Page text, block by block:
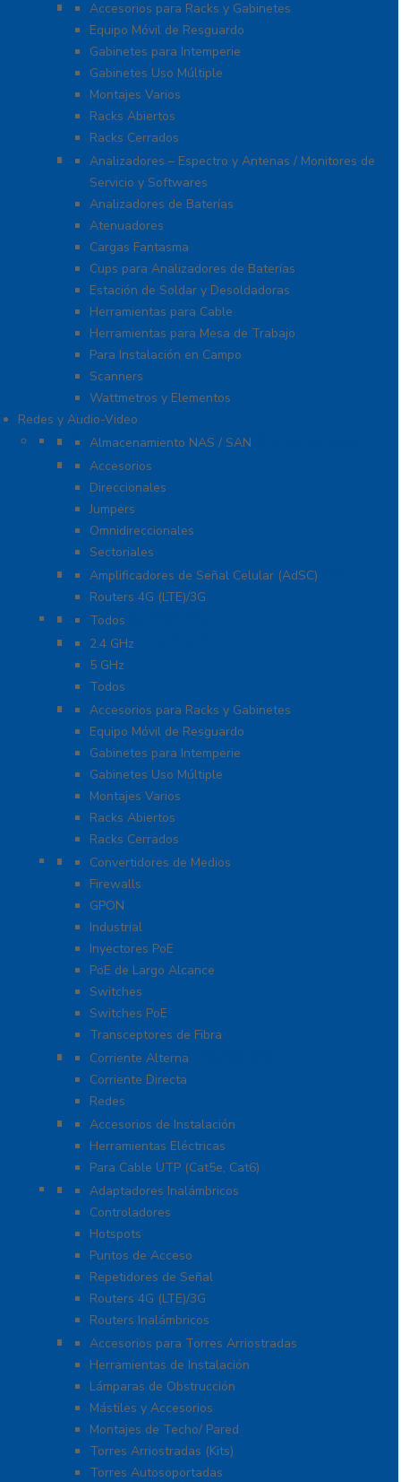
Racks y Gabinetes
Accesorios para Racks y Gabinetes
Equipo Móvil de Resguardo
Gabinetes para Intemperie
Gabinetes Uso Múltiple
Montajes Varios
Racks Abiertos
Racks Cerrados
Equipo de Laboratorio
Analizadores – Espectro y Antenas / Monitores de
Servicio y Softwares
Analizadores de Baterías
Atenuadores
Cargas Fantasma
Cups para Analizadores de Baterías
Estación de Soldar y Desoldadoras
Herramientas para Cable
Herramientas para Mesa de Trabajo
Para Instalación en Campo
Scanners
Wattmetros y Elementos
Redes y Audio-Video
Almacenamiento NAS / SAN y Servidores
Almacenamiento NAS / SAN
Antenas
Accesorios
Direccionales
Jumpers
Omnidireccionales
Sectoriales
Cobertura para Celular 4G LTE, 3G y Voz
Amplificadores de Señal Celular (AdSC)
Routers 4G (LTE)/3G
Enlaces de Backhaul
Todos
Enlaces PtP y PtMP
2.4 GHz
5 GHz
Todos
Racks y Gabinetes
Accesorios para Racks y Gabinetes
Equipo Móvil de Resguardo
Gabinetes para Intemperie
Gabinetes Uso Múltiple
Montajes Varios
Racks Abiertos
Racks Cerrados
Networking
Convertidores de Medios
Firewalls
GPON
Industrial
Inyectores PoE
PoE de Largo Alcance
Switches
Switches PoE
Transceptores de Fibra
Protección Contra Descargas
Corriente Alterna
Corriente Directa
Redes
Herramientas
Accesorios de Instalación
Herramientas Eléctricas
Para Cable UTP (Cat5e, Cat6)
Redes WIFI
Adaptadores Inalámbricos
Controladores
Hotspots
Puntos de Acceso
Repetidores de Señal
Routers 4G (LTE)/3G
Routers Inalámbricos
Torres y Mástiles
Accesorios para Torres Arriostradas
Herramientas de Instalación
Lámparas de Obstrucción
Mástiles y Accesorios
Montajes de Techo/ Pared
Torres Arriostradas (Kits)
Torres Autosoportadas